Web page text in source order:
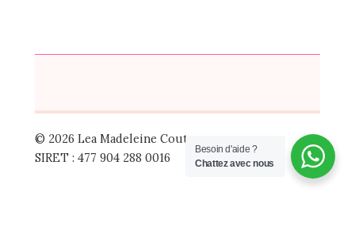
© 2026 Lea Madeleine Couture
SIRET : 477 904 288 0016
Besoin d'aide ?
Chattez avec nous